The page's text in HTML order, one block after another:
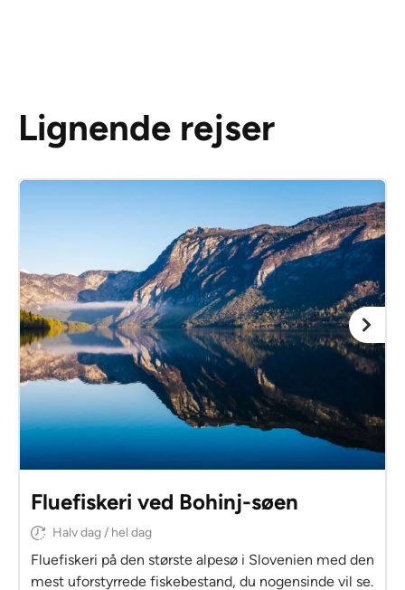
Lignende rejser
Fluefiskeri ved Bohinj-søen
Halv dag / hel dag
Fluefiskeri på den største alpesø i Slovenien med den
mest uforstyrrede fiskebestand, du nogensinde vil se.